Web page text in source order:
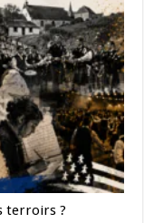
terroirs ?